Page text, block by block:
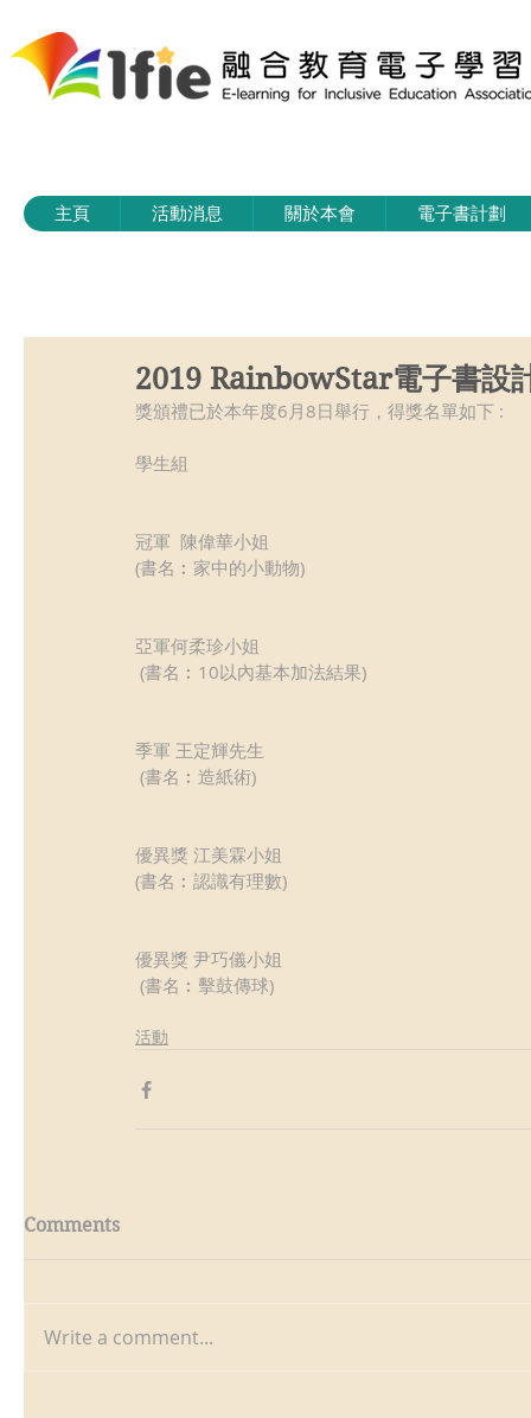
主頁 活動消息 關於本會 電子書計劃
2019 RainbowStar電子書設
獎頒禮已於本年度6月8日舉行，得獎名單如下 :
學生組
冠軍  陳偉華小姐
(書名︰家中的小動物)
亞軍何柔珍小姐
(書名︰10以內基本加法結果)
季軍 王定輝先生
(書名︰造紙術)
優異獎 江美霖小姐
(書名︰認識有理數)
優異獎 尹巧儀小姐
(書名︰擊鼓傳球)
活動
Comments
Write a comment...